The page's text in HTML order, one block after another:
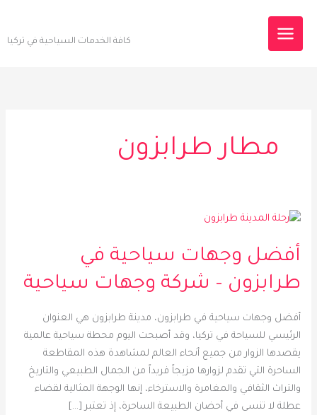
كافة الخدمات السياحية في تركيا
مطار طرابزون
أفضل وجهات سياحية في
طرابزون – شركة وجهات سياحية
أفضل وجهات سياحية في طرابزون، مدينة طرابزون هي العنوان
الرئيسي للسياحة في تركيا، وقد أصبحت اليوم محطة سياحية عالمية
يقصدها الزوار من جميع أنحاء العالم لمشاهدة هذه المقاطعة
الساحرة التي تقدم لزوارها مزيجاً فريداً من الجمال الطبيعي والتاريخ
والتراث الثقافي والمغامرة والاسترخاء، إنها الوجهة المثالية لقضاء
عطلة لا تنسى في أحضان الطبيعة الساحرة، إذ تعتبر […]
أفضل
سياحية
طرابزون
شركة
وجهات
سياحية